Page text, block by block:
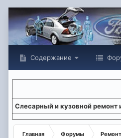
Содержание
Слесарный и кузовной
Главная Форумы